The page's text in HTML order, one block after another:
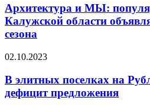
МЫ:
популярный
фестиваль
в
области
тему
нового
сезона
Архитектура и МЫ:
Калужской области
сезона
В
поселках
на
Рублевке
02.10.2023
В элитных поселках на
дефицит предложения